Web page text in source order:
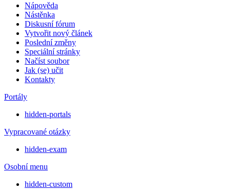
Nápověda
Nástěnka
Diskusní fórum
Vytvořit nový článek
Poslední změny
Speciální stránky
Načíst soubor
Jak (se) učit
Kontakty
Portály
hidden-portals
Vypracované otázky
hidden-exam
Osobní menu
hidden-custom